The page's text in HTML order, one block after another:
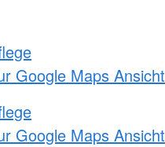
Google Maps Ansicht
Google Maps Ansicht